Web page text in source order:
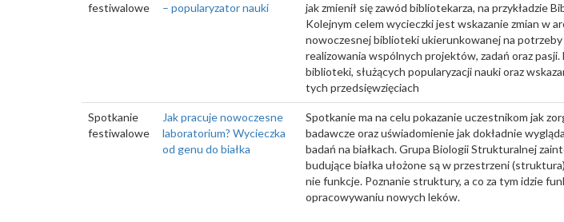
festiwalowe
– popularyzator nauki
jak zmienił się zawód bibliotekarza, na przykładzie
Kolejnym celem wycieczki jest wskazanie zmian w
nowoczesnej biblioteki ukierunkowanej na
realizowania wspólnych projektów, zadań oraz
biblioteki, służących popularyzacji nauki oraz
tych przedsięwzięciach
Spotkanie
festiwalowe
Jak pracuje nowoczesne
laboratorium? Wycieczka
od genu do białka
Spotkanie ma na celu pokazanie uczestnikom jak
badawcze oraz uświadomienie jak dokładnie
badań na białkach. Grupa Biologii Strukturalnej
budujące białka ułożone są w przestrzeni
nie funkcje. Poznanie struktury, a co za tym idzie
opracowywaniu nowych leków.